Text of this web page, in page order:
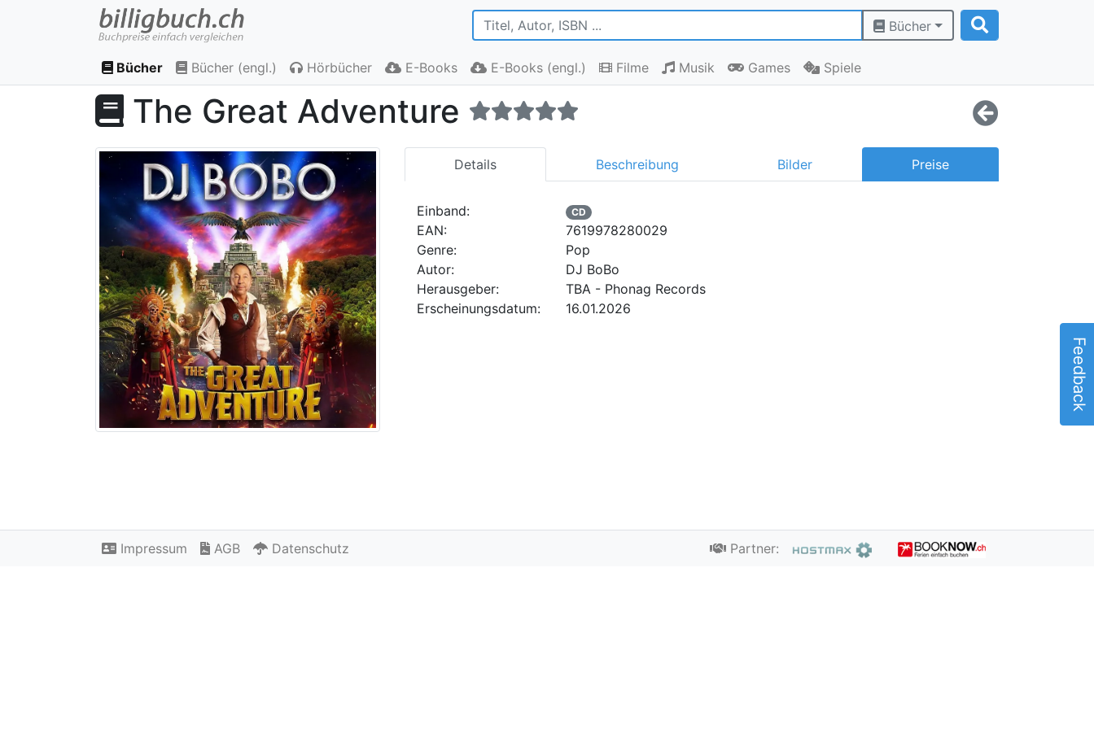
Bücher
Bücher Bücher (engl.) Hörbücher E-Books E-Books (engl.) Filme Musik Games Spiele
The Great Adventure
Details Beschreibung Bilder Preise
Einband: CD
EAN:
7619978280029
Genre:
Pop
Autor:
DJ BoBo
Herausgeber:
TBA - Phonag Records
Erscheinungsdatum:
16.01.2026
Impressum AGB Datenschutz Partner:
Feedback